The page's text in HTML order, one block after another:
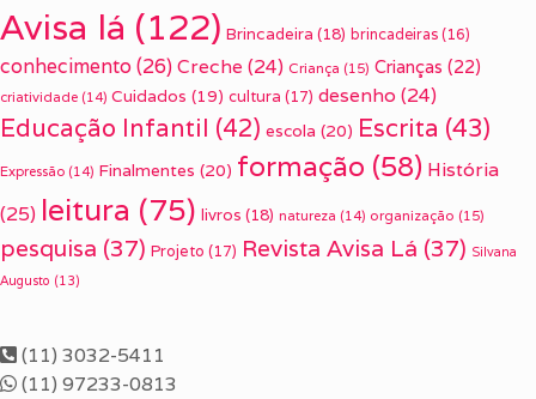
Avisa lá (122) Brincadeira (18) brincadeiras (16)
conhecimento(26) Creche (24) Criança (15) Crianças (22)
criatividade (14) Cuidados (19) cultura (17) desenho (24)
Educação Infantil (42) escola (20) Escrita (43)
Expressão (14) Finalmentes (20) formação (58) História
(25) leitura (75) livros (18) natureza (14) organização (15)
pesquisa (37) Projeto (17) Revista Avisa Lá (37) Silvana
Augusto (13)
(11) 3032-5411
(11) 97233-0813